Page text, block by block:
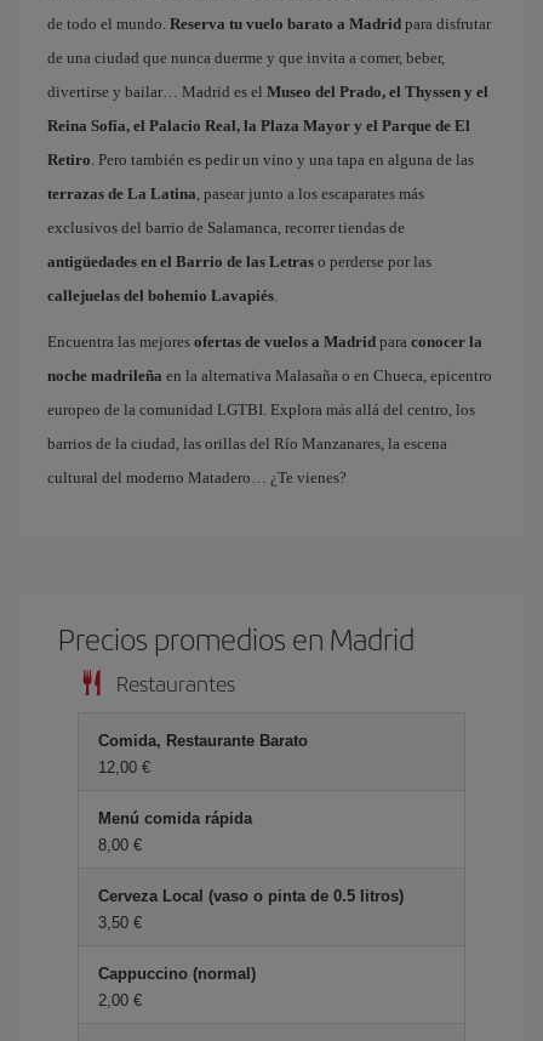
de todo el mundo. Reserva tu vuelo barato a Madrid para disfrutar
de una ciudad que nunca duerme y que invita a comer, beber,
divertirse y bailar… Madrid es el Museo del Prado, el Thyssen y el
Reina Sofía, el Palacio Real, la Plaza Mayor y el Parque de El
Retiro. Pero también es pedir un vino y una tapa en alguna de las
terrazas de La Latina, pasear junto a los escaparates más
exclusivos del barrio de Salamanca, recorrer tiendas de
antigüedades en el Barrio de las Letras o perderse por las
callejuelas del bohemio Lavapiés.
Encuentra las mejores ofertas de vuelos a Madrid para conocer la
noche madrileña en la alternativa Malasaña o en Chueca, epicentro
europeo de la comunidad LGTBI. Explora más allá del centro, los
barrios de la ciudad, las orillas del Río Manzanares, la escena
cultural del moderno Matadero… ¿Te vienes?
Precios promedios en Madrid
Restaurantes
Comida, Restaurante Barato
12,00 €
Menú comida rápida
8,00 €
Cerveza Local (vaso o pinta de 0.5 litros)
3,50 €
Cappuccino (normal)
2,00 €